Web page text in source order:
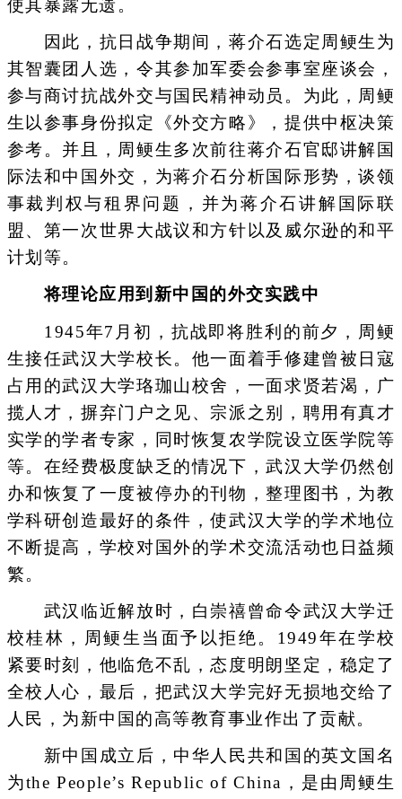
使其暴露无遗。
因此，抗日战争期间，蒋介石选定周鲠生为
其智囊团人选，令其参加军委会参事室座谈会，
参与商讨抗战外交与国民精神动员。为此，周鲠
生以参事身份拟定《外交方略》，提供中枢决策
参考。并且，周鲠生多次前往蒋介石官邸讲解国
际法和中国外交，为蒋介石分析国际形势，谈领
事裁判权与租界问题，并为蒋介石讲解国际联
盟、第一次世界大战议和方针以及威尔逊的和平
计划等。
将理论应用到新中国的外交实践中
1945年7月初，抗战即将胜利的前夕，周鲠
生接任武汉大学校长。他一面着手修建曾被日寇
占用的武汉大学珞珈山校舍，一面求贤若渴，广
揽人才，摒弃门户之见、宗派之别，聘用有真才
实学的学者专家，同时恢复农学院设立医学院等
等。在经费极度缺乏的情况下，武汉大学仍然创
办和恢复了一度被停办的刊物，整理图书，为教
学科研创造最好的条件，使武汉大学的学术地位
不断提高，学校对国外的学术交流活动也日益频
繁。
武汉临近解放时，白崇禧曾命令武汉大学迁
校桂林，周鲠生当面予以拒绝。1949年在学校
紧要时刻，他临危不乱，态度明朗坚定，稳定了
全校人心，最后，把武汉大学完好无损地交给了
人民，为新中国的高等教育事业作出了贡献。
新中国成立后，中华人民共和国的英文国名
为the People’s Republic of China，是由周鲠生